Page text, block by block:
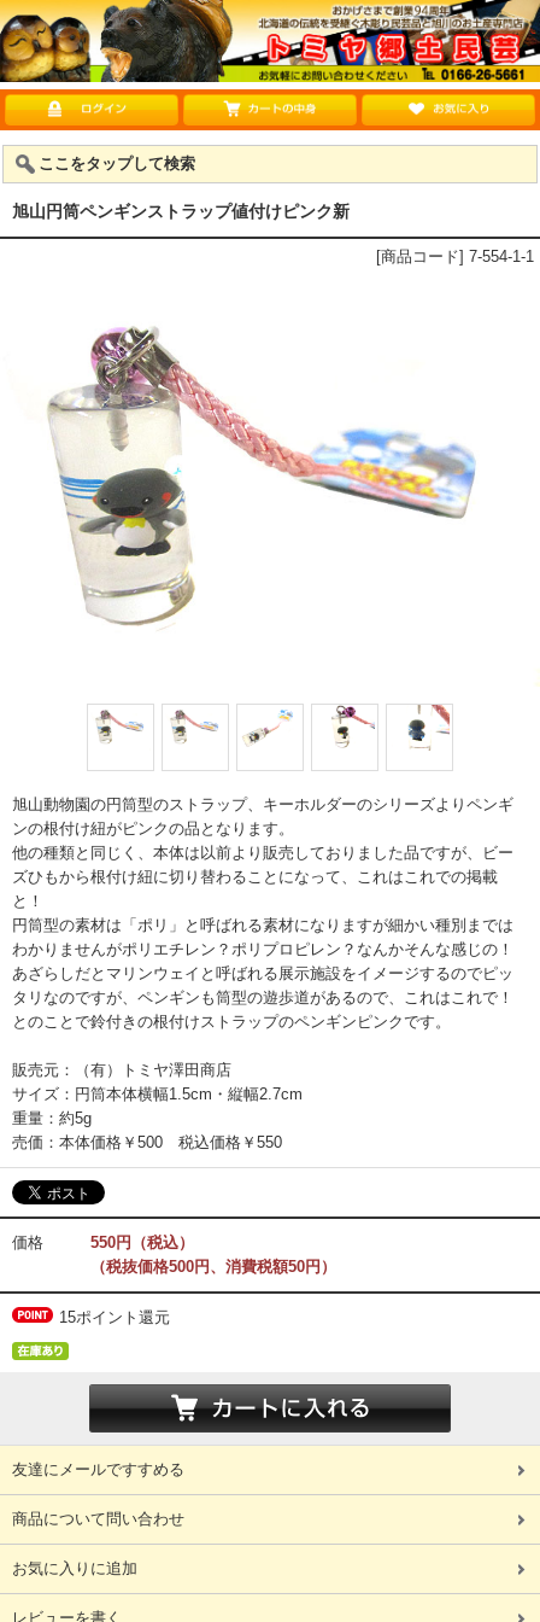
ここをタップして検索
旭山円筒ペンギンストラップ値付けピンク新
[商品コード] 7-554-1-1
旭山動物園の円筒型のストラップ、キーホルダーのシリーズよりペンギ
ンの根付け紐がピンクの品となります。
他の種類と同じく、本体は以前より販売しておりました品ですが、ビー
ズひもから根付け紐に切り替わることになって、これはこれでの掲載
と！
円筒型の素材は「ポリ」と呼ばれる素材になりますが細かい種別までは
わかりませんがポリエチレン？ポリプロピレン？なんかそんな感じの！
あざらしだとマリンウェイと呼ばれる展示施設をイメージするのでピッ
タリなのですが、ペンギンも筒型の遊歩道があるので、これはこれで！
とのことで鈴付きの根付けストラップのペンギンピンクです。
販売元：（有）トミヤ澤田商店
サイズ：円筒本体横幅1.5cm・縦幅2.7cm
重量：約5g
売価：本体価格￥500 税込価格￥550
価格
550円（税込）
（税抜価格500円、消費税額50円）
15ポイント還元
友達にメールですすめる
商品について問い合わせ
お気に入りに追加
レビューを書く